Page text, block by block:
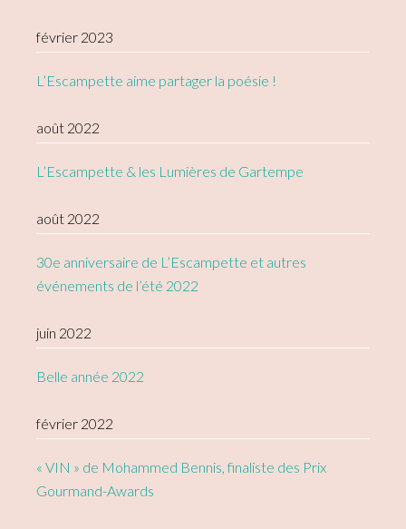
février 2023
L’Escampette aime partager la poésie !
août 2022
L’Escampette & les Lumières de Gartempe
août 2022
30e anniversaire de L’Escampette et autres
événements de l’été 2022
juin 2022
Belle année 2022
février 2022
« VIN » de Mohammed Bennis, finaliste des Prix
Gourmand-Awards